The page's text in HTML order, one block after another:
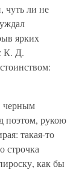
чуть ли не
ярких
К. Д.
черным
поэтом, рукою
такая-то
строчка
как бы